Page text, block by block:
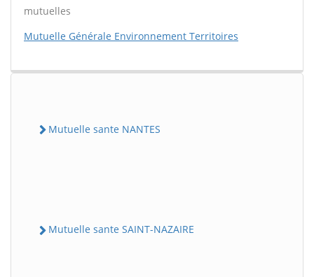
mutuelles
Mutuelle Générale Environnement Territoires
Mutuelle sante NANTES
Mutuelle sante SAINT-NAZAIRE